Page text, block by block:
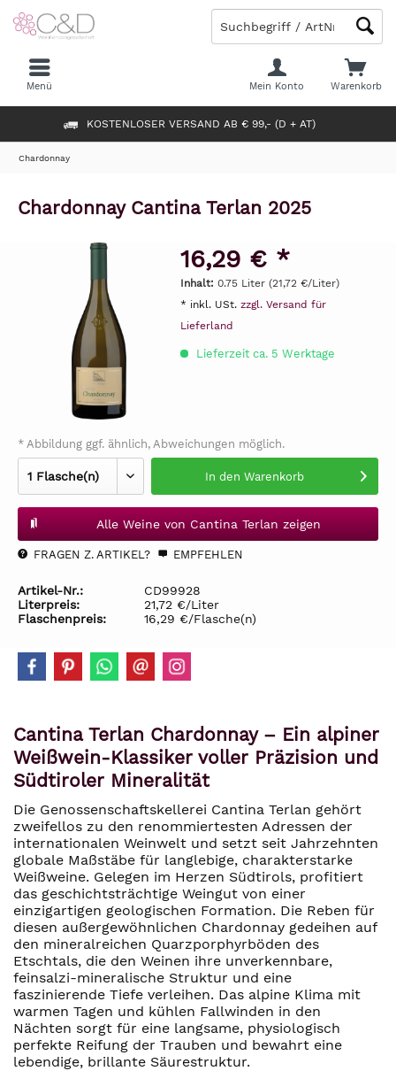
KOSTENLOSER VERSAND AB € 99,- (D + AT)
Warenkorb
Mein Konto
Menü
Chardonnay
Chardonnay Cantina Terlan 2025
16,29 € *
Inhalt: 0.75 Liter (21,72 €/Liter)
* inkl. USt. zzgl. Versand für
Lieferland
Lieferzeit ca. 5 Werktage
* Abbildung ggf. ähnlich, Abweichungen möglich.
In den Warenkorb
Alle Weine von Cantina Terlan zeigen
FRAGEN Z. ARTIKEL? EMPFEHLEN
Artikel-Nr.:
CD99928
Literpreis:
21,72 €/Liter
Flaschenpreis:
16,29 €/Flasche(n)
Cantina Terlan Chardonnay – Ein alpiner
Weißwein-Klassiker voller Präzision und
Südtiroler Mineralität
Die Genossenschaftskellerei Cantina Terlan gehört
zweifellos zu den renommiertesten Adressen der
internationalen Weinwelt und setzt seit Jahrzehnten
globale Maßstäbe für langlebige, charakterstarke
Weißweine. Gelegen im Herzen Südtirols, profitiert
das geschichtsträchtige Weingut von einer
einzigartigen geologischen Formation. Die Reben für
diesen außergewöhnlichen Chardonnay gedeihen auf
den mineralreichen Quarzporphyrböden des
Etschtals, die den Weinen ihre unverkennbare,
feinsalzi-mineralische Struktur und eine
faszinierende Tiefe verleihen. Das alpine Klima mit
warmen Tagen und kühlen Fallwinden in den
Nächten sorgt für eine langsame, physiologisch
perfekte Reifung der Trauben und bewahrt eine
lebendige, brillante Säurestruktur.